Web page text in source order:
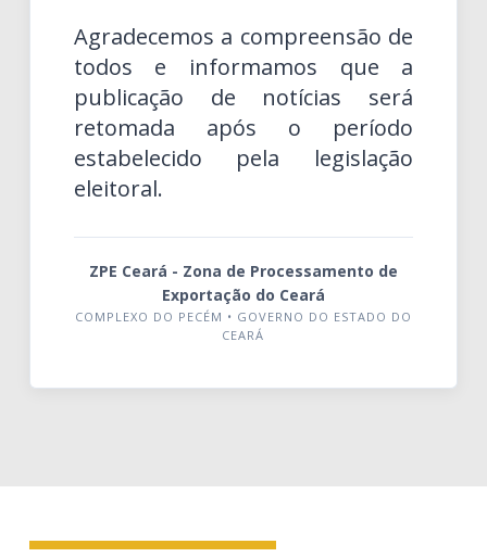
Agradecemos a compreensão de
todos e informamos que a
publicação de notícias será
retomada após o período
estabelecido pela legislação
eleitoral.
ZPE Ceará - Zona de Processamento de
Exportação do Ceará
COMPLEXO DO PECÉM • GOVERNO DO ESTADO DO
CEARÁ